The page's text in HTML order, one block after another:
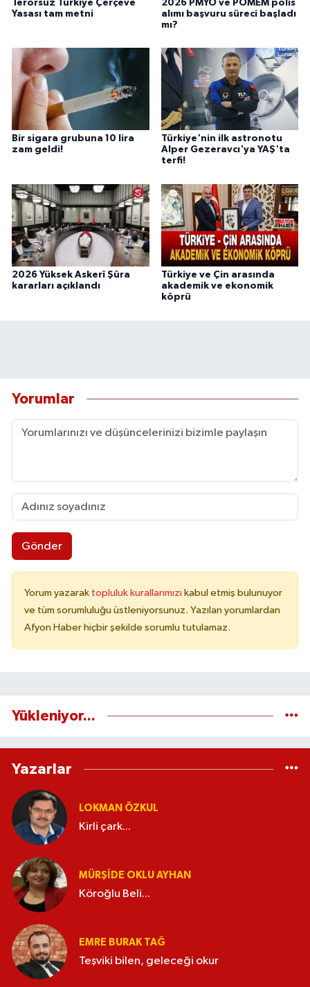
Terörsüz Türkiye Çerçeve
Yasası tam metni
2026 PMYO ve POMEM polis
alımı başvuru süreci başladı
mı?
Bir sigara grubuna 10 lira
zam geldi!
Türkiye'nin ilk astronotu
Alper Gezeravcı'ya YAŞ'ta
terfi!
2026 Yüksek Askerî Şûra
kararları açıklandı
Türkiye ve Çin arasında
akademik ve ekonomik
köprü
Yorumlar
Gönder
Yorum yazarak topluluk kurallarımızı kabul etmiş bulunuyor
ve tüm sorumluluğu üstleniyorsunuz. Yazılan yorumlardan
Afyon Haber hiçbir şekilde sorumlu tutulamaz.
Yükleniyor...
Yazarlar
LOKMAN ÖZKUL
Kirli çark...
MÜRŞIDE OKLU AYHAN
Köroğlu Beli...
EMRE BURAK TAĞ
Teşviki bilen, geleceği okur